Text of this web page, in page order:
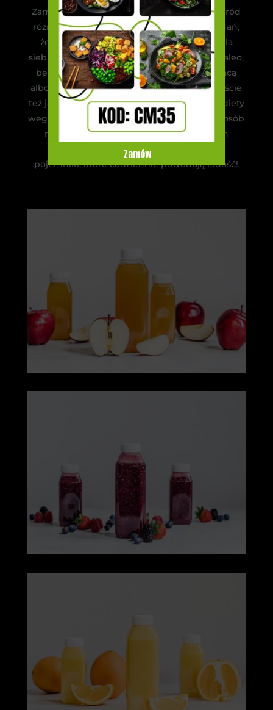
Zamawiając jedzenie, możesz wybierać spośród
różnych diet. Cateringi oferują taki zestaw dań,
że każdy człowiek powinien wyłonić coś dla
siebie. Na przykład, możesz zamówić dietę paleo,
bez laktozy czy bezglutenową lub zawierającą
albo wykluczającą owoce morza. Jest oczywiście
też jadłospis standardowy, dla sportowców, diety
wege, a nawet sokowe. Jest to doskonały sposób
na zasmakowanie nowej kuchni i różnych
smaków. Diety pudełkowe to kolorowe
pojemniki, które codziennie powodują radość!
Zamów